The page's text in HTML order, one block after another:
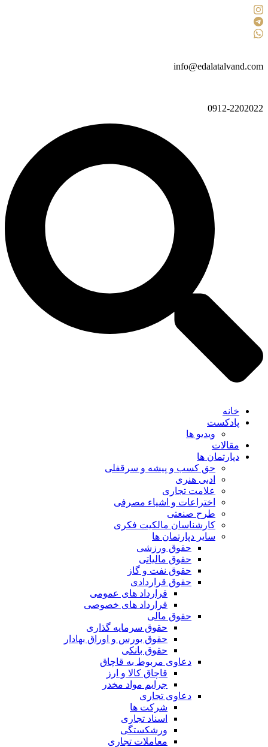
پرش
به
محتوا
info@edalatalvand.com
0912-2202022
خانه
پادکست
ویدیو ها
مقالات
دپارتمان ها
حق کسب و پیشه و سرقفلی
ادبی هنری
علامت تجاری
اختراعات و اشیاء مصرفی
طرح صنعتی
کارشناسان مالکیت فکری
سایر دپارتمان ها
حقوق ورزشی
حقوق مالیاتی
حقوق نفت و گاز
حقوق قراردادی
قرارداد های عمومی
قرارداد های خصوصی
حقوق مالی
حقوق سرمایه گذاری
حقوق بورس و اوراق بهادار
حقوق بانکی
دعاوی مربوط به قاچاق
قاچاق کالا و ارز
جرایم مواد مخدر
دعاوی تجاری
شرکت ها
اسناد تجاری
ورشکستگی
معاملات تجاری